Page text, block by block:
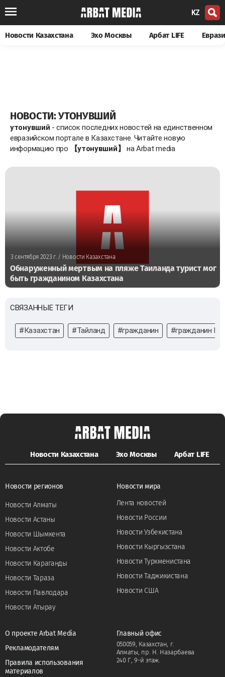
KZ
Новости Казахстана Эхо Москвы Арбат LIFE
НОВОСТИ: УТОНУВШИЙ
утонувший - список последних новостей на единственном
евразийском портале в Казахстане. Читайте новую
информацию про
【утонувший】 на Arbat media
3 сентября 2023 г./ Новости Казахстана
Обнаруженный мертвым на пляже Таиланда турист мог
быть гражданином Казахстана
СВЯЗАННЫЕ ТЕГИ
#Казахстан #Тайланд #гражданин #гражданин
Новости Казахстана Эхо Москвы Арбат LIFE
Новости регионов
Новости Алматы
Новости Астаны
Новости Шымкента
Новости Актобе
Новости Караганды
Новости Тараза
Новости Павлодара
Новости Атырау
Новости мира
Лента новостей
Новости России
Новости Узбекистана
Новости Кыргызстана
Новости Туркменистана
Новости Таджикистана
Новости США
О проекте Arbat Media
Рекламодателям
Правила использования
материалов
Главный офис
050059, Казахстан, г.
Алматы, пр. Н. Назарбаева
240 Г, 9-й этаж.